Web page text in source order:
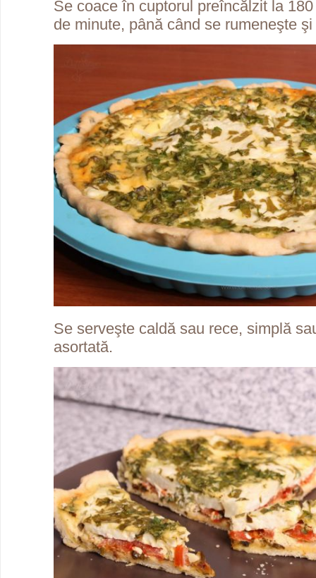
Se coace în cuptorul preîncălzit la
de minute, până când se rumeneşte
Se serveşte caldă sau rece, simplă
asortată.